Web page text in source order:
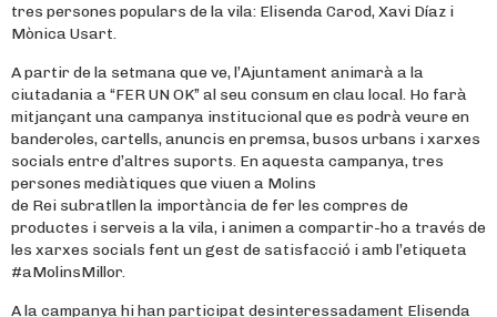
tres persones populars de la vila: Elisenda Carod, Xavi Díaz i
Mònica Usart.
A partir de la setmana que ve, l’Ajuntament animarà a la
ciutadania a “FER UN OK” al seu consum en clau local. Ho farà
mitjançant una campanya institucional que es podrà veure en
banderoles, cartells, anuncis en premsa, busos urbans i xarxes
socials entre d’altres suports. En aquesta campanya, tres
persones mediàtiques que viuen a Molins
de Rei subratllen la importància de fer les compres de
productes i serveis a la vila, i animen a compartir-ho a través de
les xarxes socials fent un gest de satisfacció i amb l’etiqueta
#aMolinsMillor.
A la campanya hi han participat desinteressadament Elisenda